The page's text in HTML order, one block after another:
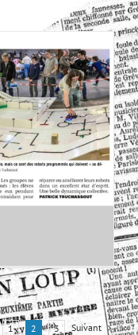
1 2 3 Suivant